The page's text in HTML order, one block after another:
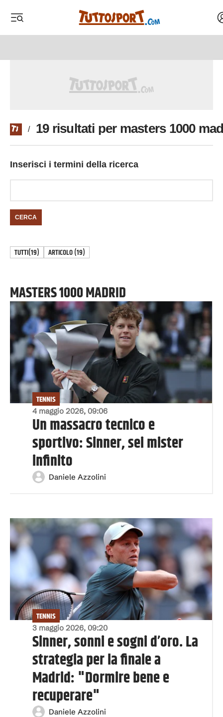
/ 19 risultati per masters 1000
Inserisci i termini della ricerca
CERCA
TUTTI(19) ARTICOLO(19)
MASTERS 1000 MADRID
4 maggio 2026, 09:06
TENNIS
Un massacro tecnico e
sportivo: Sinner, sei mister
infinito
Daniele Azzolini
3 maggio 2026, 09:20
TENNIS
Sinner, sonni e sogni d’oro. La
strategia per la finale a
Madrid: "Dormire bene e
recuperare"
Daniele Azzolini